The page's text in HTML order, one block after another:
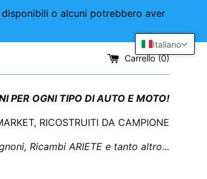
Italiano
o alcuni potrebbero aver
Carrello (0)
PER OGNI TIPO DI AUTO E MOTO!
RICOSTRUITI DA CAMPIONE
Ricambi ARIETE e tanto altro...